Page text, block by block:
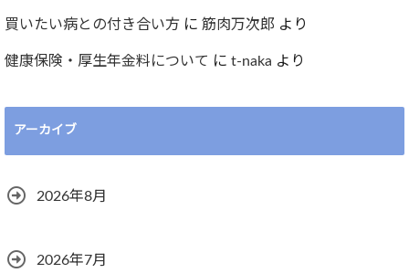
買いたい病との付き合い方 に 筋肉万次郎 より
健康保険・厚生年金料について に t-naka より
アーカイブ
2026年8月
2026年7月